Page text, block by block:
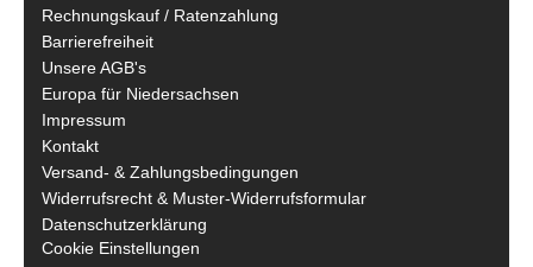
Rechnungskauf / Ratenzahlung
Barrierefreiheit
Unsere AGB's
Europa für Niedersachsen
Impressum
Kontakt
Versand- & Zahlungsbedingungen
Widerrufsrecht & Muster-Widerrufsformular
Datenschutzerklärung
Cookie Einstellungen